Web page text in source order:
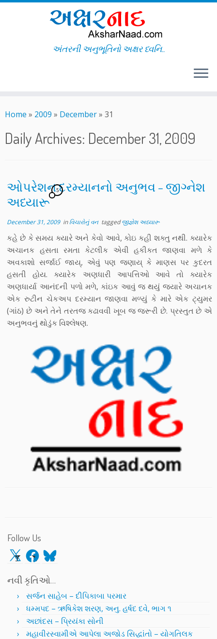
to
અંતરની અનુભૂતિનો અક્ષર ધ્વનિ..
Home » 2009 » December» 31
Daily Archives: December 31, 2009
ઓપરેશન દરમ્યાનનો અનુભવ – જીગ્નેશ
અધ્યારૂ
5
December 31, 2009inવિચારોનું વન taggedજીજ્ઞેશ અધ્યારૂ
કહે છે કે સમય ક્યારે અને કેવો આવે, કોઇ કહી શક્તુ નથી. ક્યારેક
અચાનક હસતા રમતા કેટલીક એવી હકીકત જાણવા મળે કે
અવકાશો સર્જાઈ જાય્, એવું પણ જણાય્ કે માણસ પર કુદરત
હસતી હોય. ક્યારેક અણધારી આપત્તિઓ આવે તો ક્યારેક
અણધાર્યા આનંદની પળો મળે, કાંઇક આવું જ થયું જ્યારે અચાનક
એક રુટીન ચેકઅપ દરમ્યાન જાણવા મળ્યું કે મારે એક ટ્યુમર
(ગાંઠ) છે અને તેને તરતજ કઢાવવી ખૂબ જ જરૂરી છે. પ્રસ્તુત છે એ
અનુભવનું થોડુંક વિશ્લેષણ.
Follow Us
X Facebook
Bluesky
નવી કૃતિઓ…
સર્જન સાહેબ – દીપિકાબા પરમાર
ધમ્મપદ – ઋષિકેશ શરણ, અનુ. હર્ષદ દવે, ભાગ ૧
અછાંદસ – પ્રિયંકા સોની
મહાવીરસ્વામીએ આપેલા અજોડ સિદ્ધાંતો – યોગતિલક